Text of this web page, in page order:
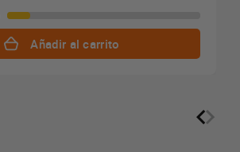
Añadir al carrito